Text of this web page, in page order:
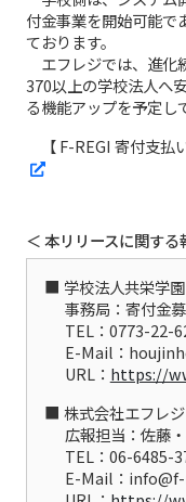
付金事業を開始可能で
ております。
エフレジでは、進化
370以上の学校法人へ
る機能アップを予定し
【 F-REGI 寄付支払
＜ 本リリースに関す
学校法人共栄学園
事務局：寄付金
TEL：0773-22-
E-Mail：
URL： https://
株式会社エフレジ
広報担当：佐藤
TEL：06-6485-
E-Mail：